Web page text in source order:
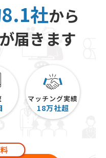
社から
届きます
マッチング実績
18万社超